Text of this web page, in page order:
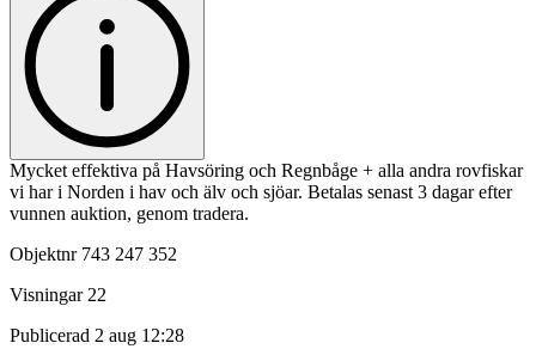
Mycket effektiva på Havsöring och Regnbåge + alla andra rovfiskar
vi har i Norden i hav och älv och sjöar. Betalas senast 3 dagar efter
vunnen auktion, genom tradera.
Objektnr 743 247 352
Visningar 22
Publicerad 2 aug 12:28